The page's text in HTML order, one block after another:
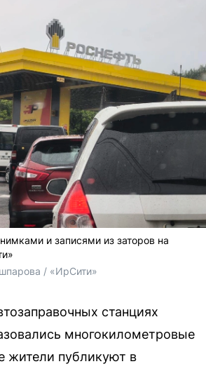
и записями из заторов на
/ «ИрСити»
станциях
многокилометровые
жители публикуют в